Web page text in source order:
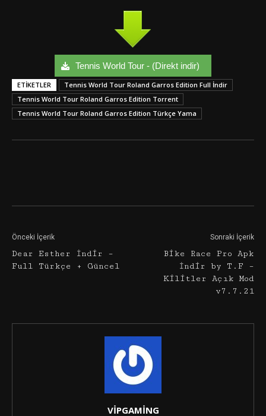
Tennis World Tour - (Direkt indir)
ETIKETLER
Tennis World Tour Roland Garros Edition Full İndir
Tennis World Tour Roland Garros Edition Torrent
Tennis World Tour Roland Garros Edition Türkçe Yama
Önceki İçerik
Dear Esther İndir –
Full Türkçe + Güncel
Sonraki İçerik
Bike Race Pro Apk
İndir by T.F –
Kilitler Açık Mod
v7.7.21
VİPGAMİNG